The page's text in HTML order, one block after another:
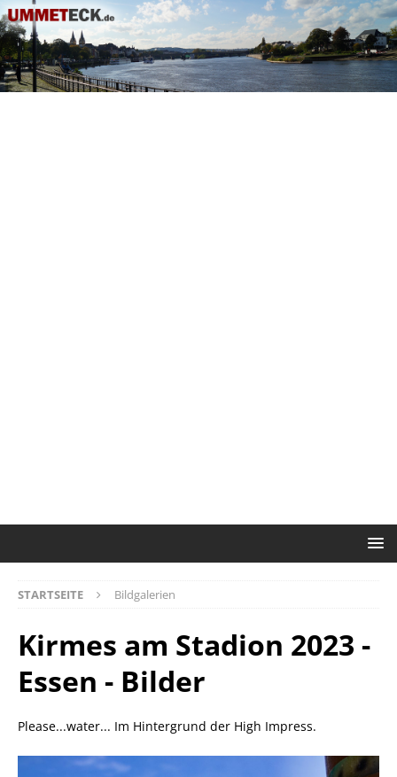
STARTSEITE Bildgalerien
Kirmes am Stadion 2023 -
Essen - Bilder
Please...water... Im Hintergrund der High Impress.